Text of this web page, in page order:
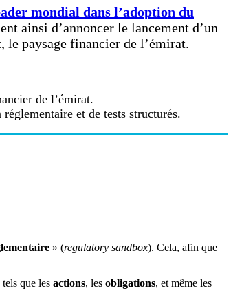
mondial dans l’adoption du
ainsi d’annoncer le lancement d’un
paysage financier de l’émirat.
de l’émirat.
et de tests structurés.
» (regulatory sandbox). Cela, afin que
que les actions, les obligations, et même les